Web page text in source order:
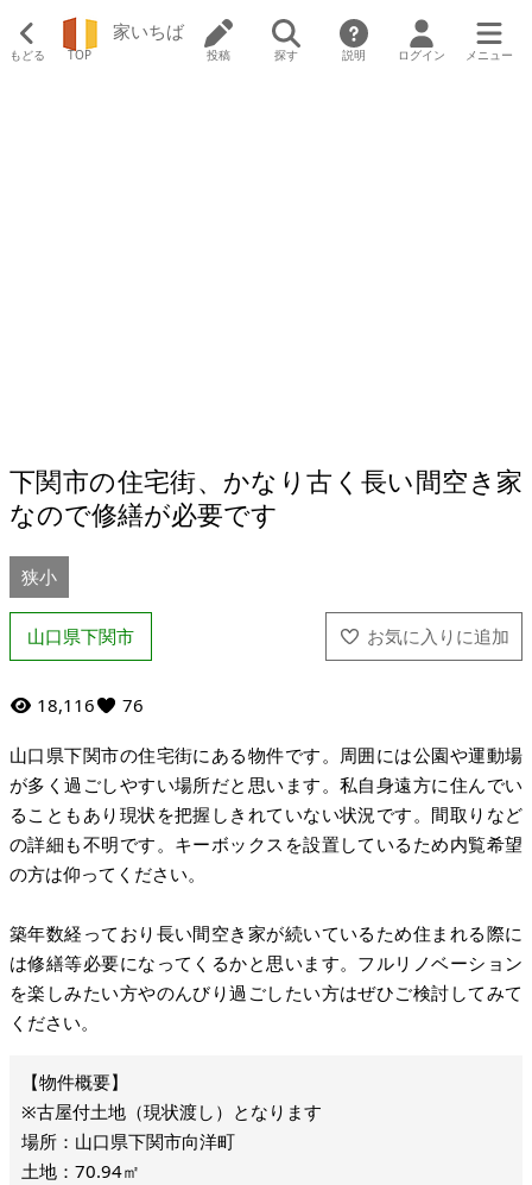
もどる TOP
家いちば
投稿 探す 説明 ログイン メニュー
下関市の住宅街、かなり古く長い間空き家
なので修繕が必要です
狭小
山口県下関市
18,116 76
山口県下関市の住宅街にある物件です。周囲には公園や運動場
が多く過ごしやすい場所だと思います。私自身遠方に住んでい
ることもあり現状を把握しきれていない状況です。間取りなど
の詳細も不明です。キーボックスを設置しているため内覧希望
の方は仰ってください。
築年数経っており長い間空き家が続いているため住まれる際に
は修繕等必要になってくるかと思います。フルリノベーション
を楽しみたい方やのんびり過ごしたい方はぜひご検討してみて
ください。
※古屋付土地（現状渡し）となります
場所：山口県下関市向洋町
土地：70.94㎡